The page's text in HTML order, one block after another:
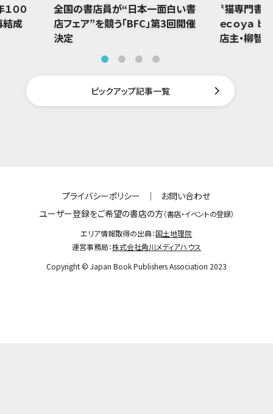
００
結成
全国の書店員が“日本一面白い書
店フェア”を競う「BFC」第3回開催
決定
〝猫専門書
ｅｃｏｙａ ｂ
店主・柳智
ピックアップ記事一覧
プライバシーポリシー ｜
お問い合わせ
ユーザー登録をご希望の書店の方（書店・イベントの登録）
エリア情報取得の出典：国土地理院
運営事務局：株式会社角川メディアハウス
Copyright © Japan Book Publishers Association 2023